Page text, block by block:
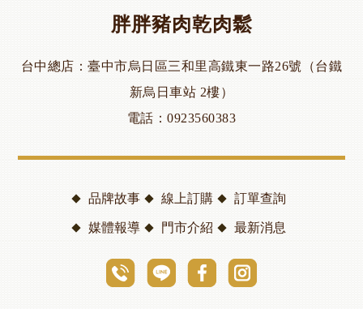
胖胖豬肉乾肉鬆
台中總店
臺中市烏日區三和里高鐵東一路26號（台鐵
新烏日車站 2樓）
電話
0923560383
品牌故事 線上訂購 訂單查詢
媒體報導 門市介紹 最新消息